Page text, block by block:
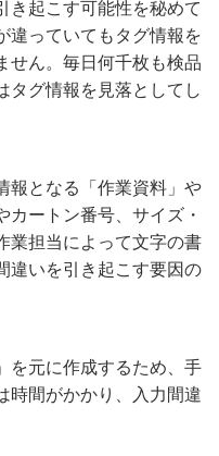
き起こす可能性を秘めて
違っていてもタグ情報を
せん。毎日何千枚も検品
タグ情報を見落としてし
報となる「作業資料」や
カートン番号、サイズ・
業担当によって文字の書
違いを引き起こす要因の
を元に作成するため、手
時間がかかり、入力間違